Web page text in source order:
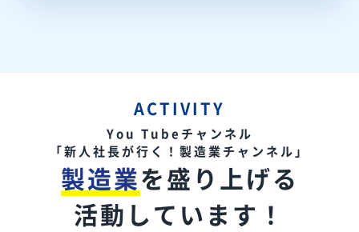
ACTIVITY
You Tubeチャンネル
「新人社長が行く！製造業チャンネル」
製造業を盛り上げる
活動しています！